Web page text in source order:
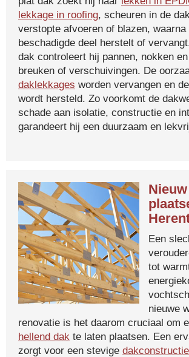
lekkage in roofing, scheuren in de
verstopte afvoeren of blazen, waarna
beschadigde deel herstelt of
dak controleert hij pannen, nokken
breuken of verschuivingen. De
daklekkages worden vervangen en
wordt hersteld. Zo voorkomt de
schade aan isolatie, constructie en
garandeert hij een duurzaam en
Een
tot
nieuwe
renovatie is het daarom cruciaal om
hellend dak te laten plaatsen. Een
zorgt voor een stevige dakconstructie